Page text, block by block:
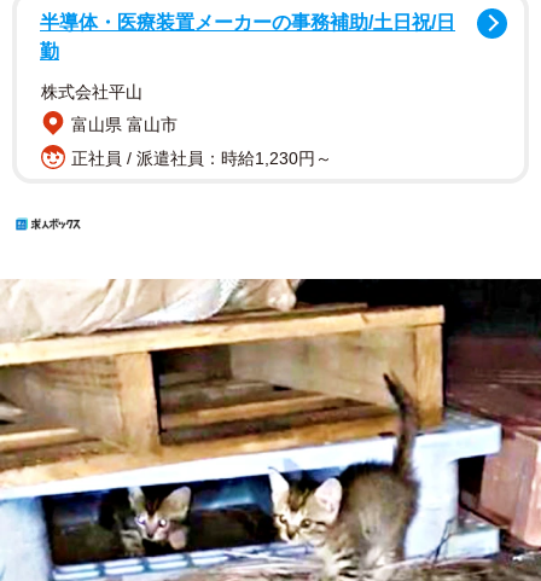
半導体・医療装置メーカーの事務補助/土日祝/日
勤
株式会社平山
富山県 富山市
正社員 / 派遣社員：時給1,230円～